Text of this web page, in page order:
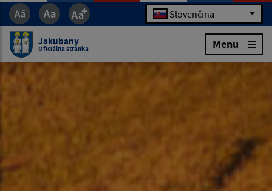
Slovenčina
Jakubany
Oficiálna stránka Menu